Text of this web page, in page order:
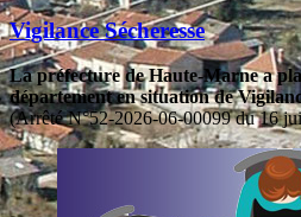
Vigilance Sécheresse
La préfecture de Haute-Marne a
département en situation de
(Arrêté N°52-2026-06-00099 du 16